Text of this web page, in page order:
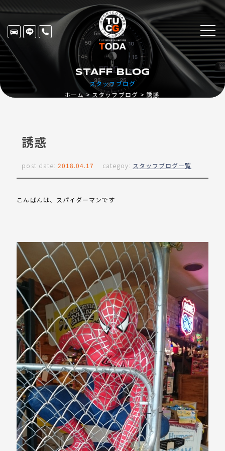
スタッフブログ
STAFF BLOG
ホーム スタッフブログ 誘惑
誘惑
post date: 2018.04.17 categoy: スタッフブログ一覧
こんばんは、スパイダーマンです